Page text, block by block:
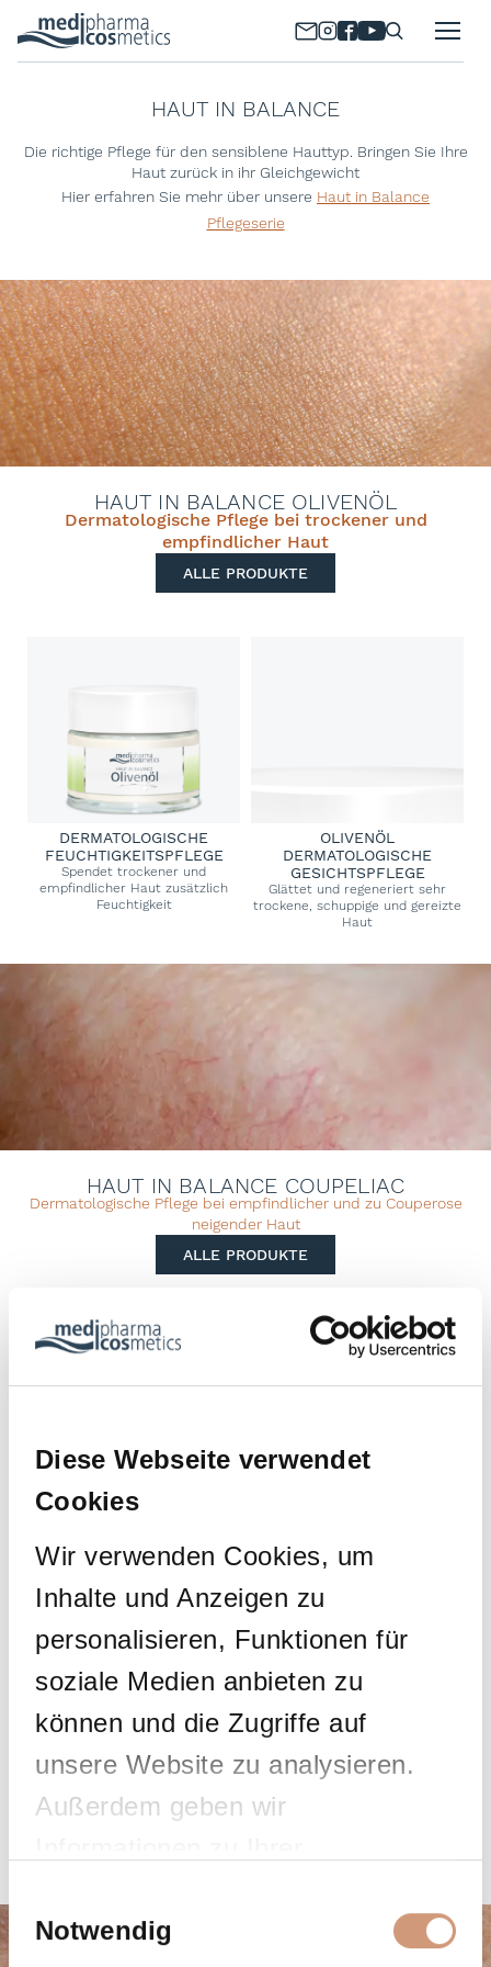
Diese Webseite verwendet
Cookies
Wir verwenden Cookies, um
Inhalte und Anzeigen zu
personalisieren, Funktionen für
soziale Medien anbieten zu
können und die Zugriffe auf
unsere Website zu analysieren.
Außerdem geben wir
unsere Partner für soziale Medien,
Einwilligungsauswahl
Notwendig
HAUT IN BALANCE
Die richtige Pflege für den sensiblene Hauttyp. Bringen Sie Ihre
Haut zurück in ihr Gleichgewicht
Hier erfahren Sie mehr über unsere Haut in Balance
Pflegeserie
HAUT IN BALANCE OLIVENÖL
Dermatologische Pflege bei trockener und
empfindlicher Haut
ALLE PRODUKTE
DERMATOLOGISCHE
FEUCHTIGKEITSPFLEGE
Spendet trockener und
empfindlicher Haut zusätzlich
Feuchtigkeit
OLIVENÖL
DERMATOLOGISCHE
GESICHTSPFLEGE
Glättet und regeneriert sehr
trockene, schuppige und gereizte
Haut
HAUT IN BALANCE COUPELIAC
Dermatologische Pflege bei empfindlicher und zu Couperose
neigender Haut
ALLE PRODUKTE
Beruhigt und mindert Rötungen
Regeneriert und unterstützt die
natürliche Hautschutzbarriere
COUPELIAC
mindert Rötungen